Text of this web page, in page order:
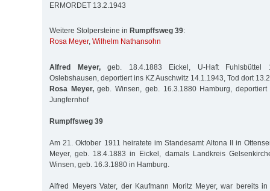
ERMORDET 13.2.1943
Weitere Stolpersteine in Rumpffsweg 39:
Rosa Meyer, Wilhelm Nathansohn
Alfred Meyer,geb. 18.4.1883 Eickel, U-Haft Fuhlsbüttel
Oslebshausen, deportiert ins KZ Auschwitz 14.1.1943, Tod dort
Rosa Meyer,geb. Winsen, geb. 16.3.1880 Hamburg,
Jungfernhof
Rumpffsweg 39
Am 21. Oktober 1911 heiratete im Standesamt Altona II in
Meyer, geb. 18.4.1883 in Eickel, damals Landkreis
Winsen, geb. 16.3.1880 in Hamburg.
Alfred Meyers Vater, der Kaufmann Moritz Meyer, war bereits